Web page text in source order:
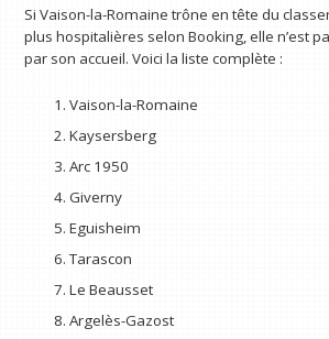
Si Vaison-la-Romaine trône en tête du
plus hospitalières selon Booking, elle n’est
par son accueil. Voici la liste complète :
Vaison-la-Romaine
Kaysersberg
Arc 1950
Giverny
Eguisheim
Tarascon
Le Beausset
Argelès-Gazost